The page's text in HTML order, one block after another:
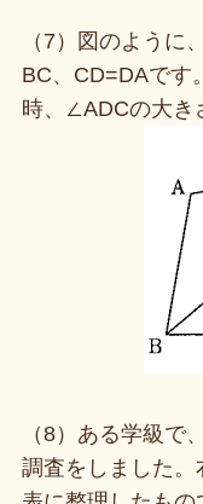
（7）図のように
BC、CD=DAです
時、∠ADCの大き
（8）ある学級で
調査をしました